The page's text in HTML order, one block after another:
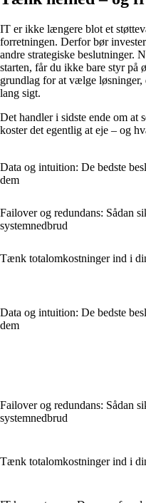
IT er ikke længere blot et
forretningen. Derfor bør
andre strategiske beslutninger.
starten, får du ikke bare styr på
grundlag for at vælge løsninger,
lang sigt.
Det handler i sidste ende om at
koster det egentlig at eje – og
Data og intuition: De bedste
dem
Failover og redundans: Sådan
systemnedbrud
Tænk totalomkostninger ind i
Data og intuition: De bedste
dem
Failover og redundans: Sådan
systemnedbrud
Tænk totalomkostninger ind i